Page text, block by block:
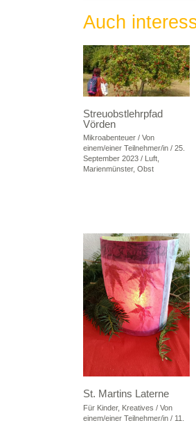
Auch
Streuobstlehrpfad
Vörden
Mikroabenteuer/ Von
einem/einer Teilnehmer/in / 25.
September 2023 / Luft,
Marienmünster, Obst
St. Martins Laterne
Für Kinder, Kreatives / Von
einem/einer Teilnehmer/in / 11.